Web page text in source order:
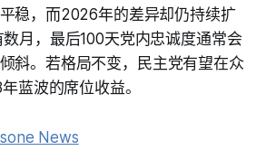
稳，而2026年的差异却仍持续扩
月，最后100天党内忠诚度通常会
斜。若格局不变，民主党有望在众
蓝波的席位收益。
News